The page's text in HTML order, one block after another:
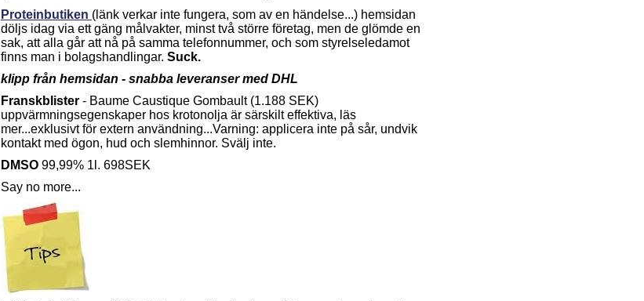
Proteinbutiken (länk verkar inte fungera, som av en händelse...) hemsidan
döljs idag via ett gäng målvakter, minst två större företag, men de glömde en
sak, att alla går att nå på samma telefonnummer, och som styrelseledamot
finns man i bolagshandlingar. Suck.
klipp från hemsidan - snabba leveranser med DHL
Franskblister - Baume Caustique Gombault (1.188 SEK)
uppvärmningsegenskaper hos krotonolja är särskilt effektiva, läs
mer...exklusivt för extern användning...Varning: applicera inte på sår, undvik
kontakt med ögon, hud och slemhinnor. Svälj inte.
DMSO 99,99% 1l. 698SEK
Say no more...